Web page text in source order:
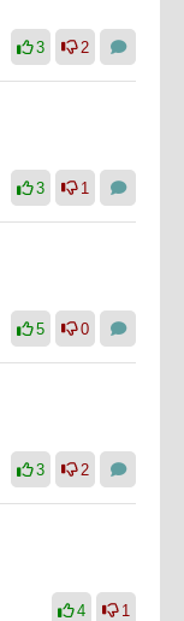
3 2
3 1
5 0
3 2
4 1